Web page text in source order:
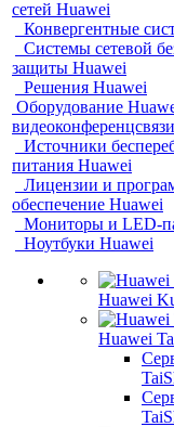
сетей Huawei
Конвергентные
Системы сетевой
защиты Huawei
Решения Huawei
Оборудование
видеоконференцсвязи
Источники
питания Huawei
Лицензии и
обеспечение Huawei
Мониторы и LED-
Ноутбуки Huawei
Huawei
Huawei